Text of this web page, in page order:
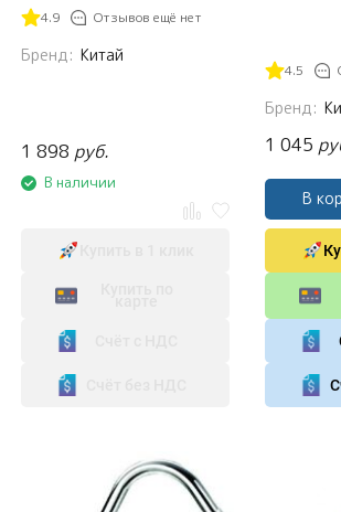
4.9 Отзывов ещё нет
Бренд: Китай
1 898 руб.
В наличии
4.5
Бренд:
1 045
В